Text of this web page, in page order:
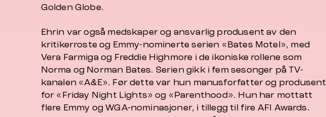
Golden Globe.
Ehrin var også medskaper og ansvarlig produsent av den
kritikerroste og Emmy-nominerte serien «Bates Motel», med
Vera Farmiga og Freddie Highmore i de ikoniske rollene som
Norma og Norman Bates. Serien gikk i fem sesonger på TV-
kanalen «A&E». Før dette var hun manusforfatter og produsent
for «Friday Night Lights» og «Parenthood». Hun har mottatt
flere Emmy og WGA-nominasjoner, i tillegg til fire AFI Awards.